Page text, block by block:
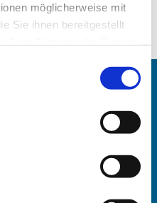
möglicherweise mit
Sie ihnen bereitgestellt